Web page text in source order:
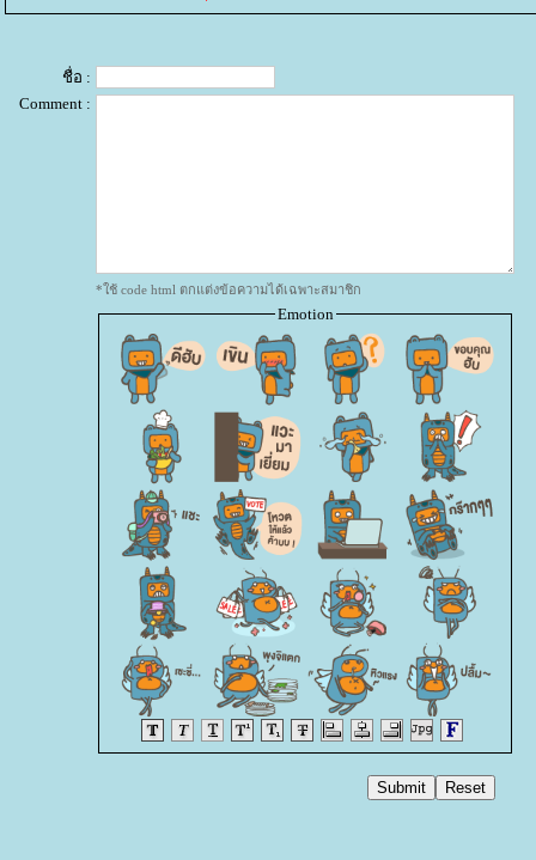
ชื่อ :
Comment :
*ใช้ code html ตกแต่งข้อความได้เฉพาะสมาชิก
Emotion